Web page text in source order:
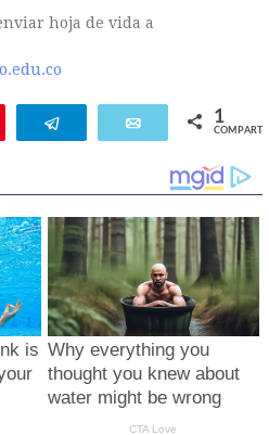
hoja de vida a
Telegram Email 1
COMPARTIR